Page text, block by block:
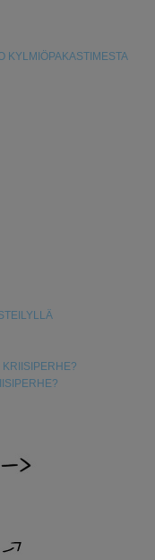
KYLMIÖPAKASTIMESTA